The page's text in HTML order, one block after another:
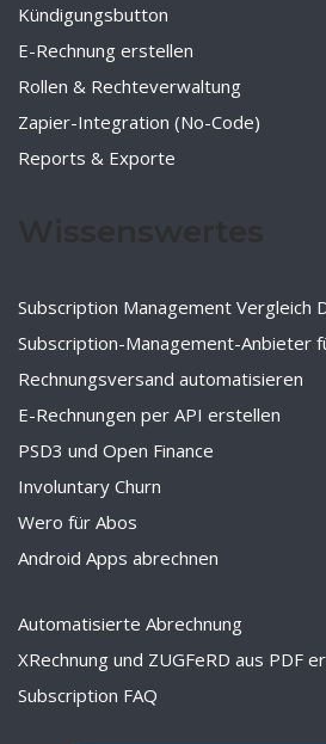
Kündigungsbutton
E-Rechnung erstellen
Rollen & Rechteverwaltung
Zapier-Integration (No-Code)
Reports & Exporte
Subscription Management Vergleich
Subscription-Management-Anbieter
Rechnungsversand automatisieren
E-Rechnungen per API erstellen
PSD3 und Open Finance
Involuntary Churn
Wero für Abos
Android Apps abrechnen
Automatisierte Abrechnung
XRechnung und ZUGFeRD aus PDF
Subscription FAQ